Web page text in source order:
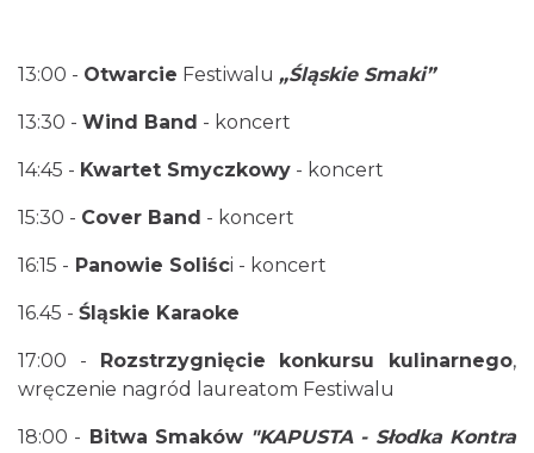
13:00 - Otwarcie Festiwalu „Śląskie Smaki”
13:30 - Wind Band - koncert
14:45 - Kwartet Smyczkowy - koncert
15:30 - Cover Band - koncert
16:15 - Panowie Soliści - koncert
16.45 - Śląskie Karaoke
17:00 - Rozstrzygnięcie konkursu kulinarnego,
wręczenie nagród laureatom Festiwalu
18:00 - Bitwa Smaków "KAPUSTA - Słodka Kontra